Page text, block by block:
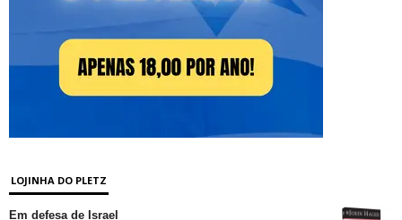
LOJINHA DO PLETZ
Em defesa de Israel